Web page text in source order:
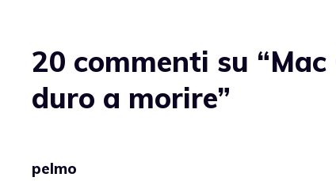
20 commenti su
duro a morire”
pelmo